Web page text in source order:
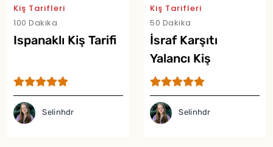
Kiş Tarifleri
100 Dakika
Ispanaklı Kiş Tarifi
Selinhdr
Kiş Tarifleri
50 Dakika
İsraf Karşıtı
Yalancı Kiş
Selinhdr